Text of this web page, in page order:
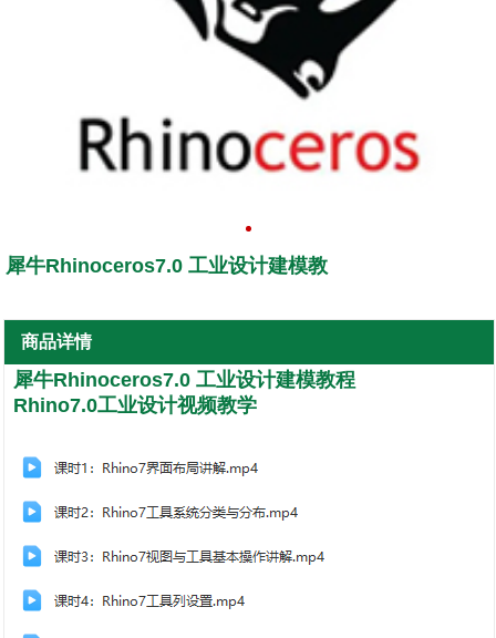
犀牛Rhinoceros7.0 工业设计建模教
商品详情
犀牛Rhinoceros7.0 工业设计建模教程
Rhino7.0工业设计视频教学